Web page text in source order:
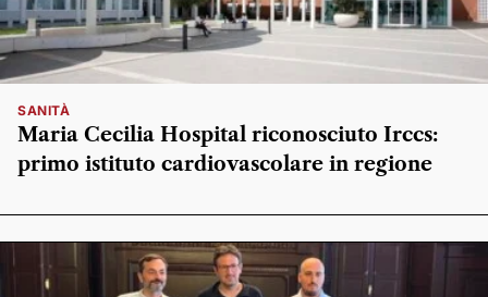
SANITÀ
Maria Cecilia Hospital riconosciuto Irccs:
primo istituto cardiovascolare in regione